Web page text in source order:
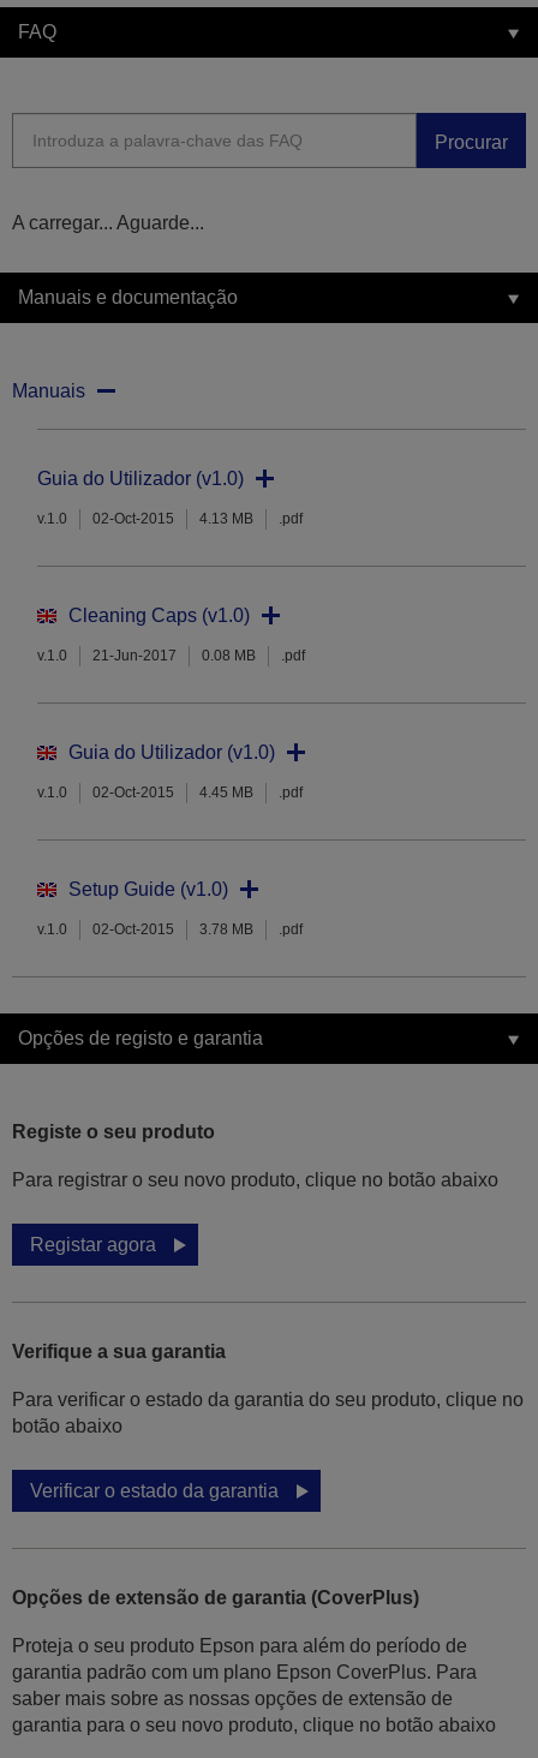
FAQ
Procurar
A carregar... Aguarde...
Manuais e documentação
Manuais
Guia do Utilizador (v1.0)
v.1.0 02-Oct-2015 4.13 MB .pdf
Cleaning Caps (v1.0)
v.1.0 21-Jun-2017 0.08 MB .pdf
Guia do Utilizador (v1.0)
v.1.0 02-Oct-2015 4.45 MB .pdf
Setup Guide (v1.0)
v.1.0 02-Oct-2015 3.78 MB .pdf
Opções de registo e garantia
Registe o seu produto
Para registrar o seu novo produto, clique no botão abaixo
Registar agora
Verifique a sua garantia
Para verificar o estado da garantia do seu produto, clique no
botão abaixo
Verificar o estado da garantia
Opções de extensão de garantia (CoverPlus)
Proteja o seu produto Epson para além do período de
garantia padrão com um plano Epson CoverPlus. Para
saber mais sobre as nossas opções de extensão de
garantia para o seu novo produto, clique no botão abaixo